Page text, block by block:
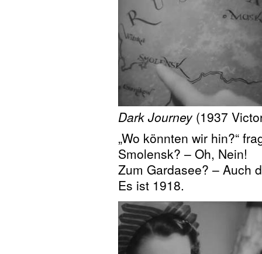
Dark Journey(1937
„Wo könnten wir hin?“
Smolensk? – Oh, Nein!
Zum Gardasee? – Auch
Es ist 1918.